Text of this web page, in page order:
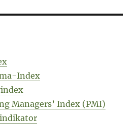
Index
Managers’ Index (PMI)